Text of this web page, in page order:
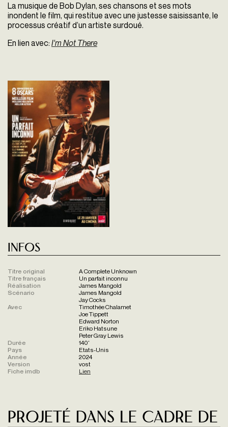
La musique de Bob Dylan, ses chansons et ses mots
inondent le film, qui restitue avec une justesse saisissante, le
processus créatif d’un artiste surdoué.
En lien avec: I'm Not There
Infos
Titre original
A Complete Unknown
Titre français
Un parfait inconnu
Réalisation
James Mangold
Scénario
James Mangold
Jay Cocks
Avec
Timothée Chalamet
Joe Tippett
Edward Norton
Eriko Hatsune
Peter Gray Lewis
Durée
140'
Pays
Etats-Unis
Année
2024
Version
vost
Fiche imdb
Lien
Projeté dans le cadre de